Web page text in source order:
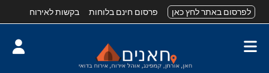
לפרסום באתר לחץ כאן פרסום חינם בלוחות בקשות לאירוח